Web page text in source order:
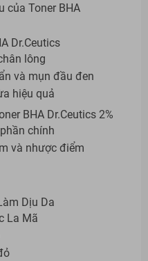
của Toner BHA
Dr.Ceutics
lông
và mụn đầu đen
hiệu quả
BHA Dr.Ceutics 2%
chính
và nhược điểm
Dịu Da
La Mã